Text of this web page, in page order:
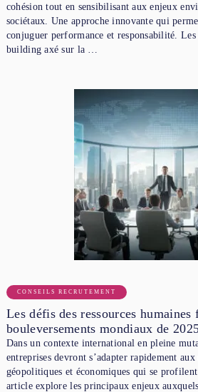
cohésion tout en sensibilisant aux enjeux
sociétaux. Une approche innovante qui
conjuguer performance et responsabilité. Les
building axé sur la …
CONSEILS RECRUTEMENT
Les défis des ressources humaines
bouleversements mondiaux de
Dans un contexte international en pleine
entreprises devront s’adapter rapidement
géopolitiques et économiques qui se
article explore les principaux enjeux